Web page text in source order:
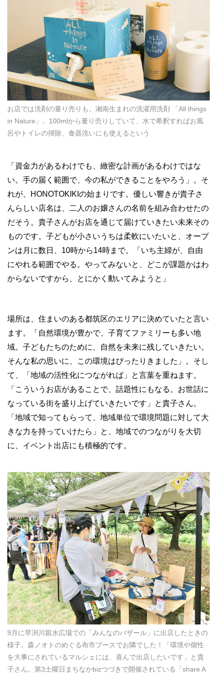
お店では洗剤の量り売りも。湘南生まれの洗濯用洗剤 「All things
in Nature」。100mlから量り売りしていて、水で希釈すればお風
呂やトイレの掃除、食器洗いにも使えるという
「資金力があるわけでも、緻密な計画があるわけではな
い。手の届く範囲で、今の私ができることをやろう」。そ
れが、HONOTOKIKIの始まりです。優しい響きが貴子さ
んらしい店名は、二人のお嬢さんの名前を組み合わせたの
だそう。貴子さんがお店を通じて届けていきたい未来その
ものです。子どもが小さいうちは柔軟にいたいと、オープ
ンは月に数日、10時から14時まで。「いち主婦が、自由
にやれる範囲でやる。やってみないと、どこが課題かはわ
からないですから、とにかく動いてみようと」
場所は、住まいのある都筑区のエリアに決めていたと言い
ます。「自然環境が豊かで、子育てファミリーも多い地
域。子どもたちのために、自然を未来に残していきたい。
そんな私の思いに、この環境はぴったりきました」。そし
て、「地域の活性化につながれば」と言葉を重ねます。
「こういうお店があることで、話題性にもなる。お世話に
なっている街を盛り上げていきたいです」と貴子さん。
「地域で知ってもらって、地域単位で環境問題に対して大
きな力を持っていけたら」と、地域でのつながりを大切
に、イベント出店にも積極的です。
9月に早渕川親水広場での「みんなのバザール」に出店したときの
様子。森ノオトのめぐる布市ブースでお隣でした！「環境や個性
を大事にされているマルシェには、喜んで出店したいです」と貴
子さん。第3土曜日まちなかbizつづきで開催されている「share A